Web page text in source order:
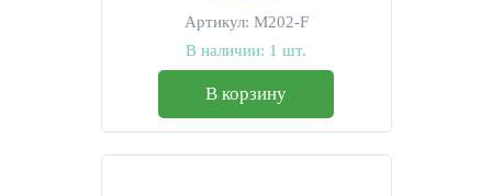
Артикул: M202-F
В наличии: 1 шт.
В корзину